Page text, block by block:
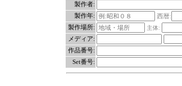
製作者:
製作年:
西暦:
製作場所:
主体:
メディア:
作品番号:
Set番号: